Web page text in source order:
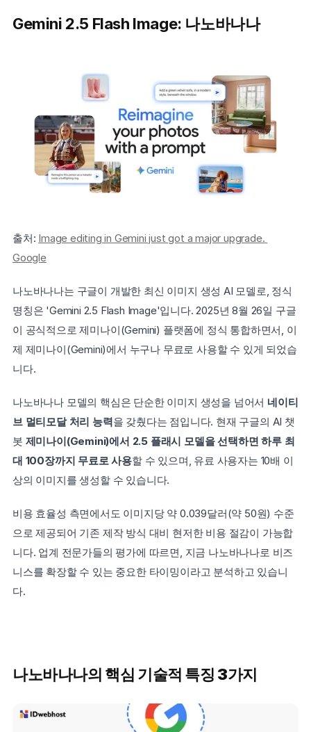
Gemini 2.5 Flash Image: 나노바나나
출처: Image editing in Gemini just got a major upgrade.
Google
나노바나나는 구글이 개발한 최신 이미지 생성 AI 모델로, 정식
명칭은 'Gemini 2.5 Flash Image'입니다. 2025년 8월 26일 구글
이 공식적으로 제미나이(Gemini) 플랫폼에 정식 통합하면서, 이
제 제미나이(Gemini)에서 누구나 무료로 사용할 수 있게 되었습
니다.
나노바나나 모델의 핵심은 단순한 이미지 생성을 넘어서 네이티
브 멀티모달 처리 능력을 갖췄다는 점입니다. 현재 구글의 AI 챗
봇 제미나이(Gemini)에서 2.5 플래시 모델을 선택하면 하루 최
대 100장까지 무료로 사용할 수 있으며, 유료 사용자는 10배 이
상의 이미지를 생성할 수 있습니다.
비용 효율성 측면에서도 이미지당 약 0.039달러(약 50원) 수준
으로 제공되어 기존 제작 방식 대비 현저한 비용 절감이 가능합
니다. 업계 전문가들의 평가에 따르면, 지금 나노바나나로 비즈
니스를 확장할 수 있는 중요한 타이밍이라고 분석하고 있습니
다.
나노바나나의 핵심 기술적 특징 3가지